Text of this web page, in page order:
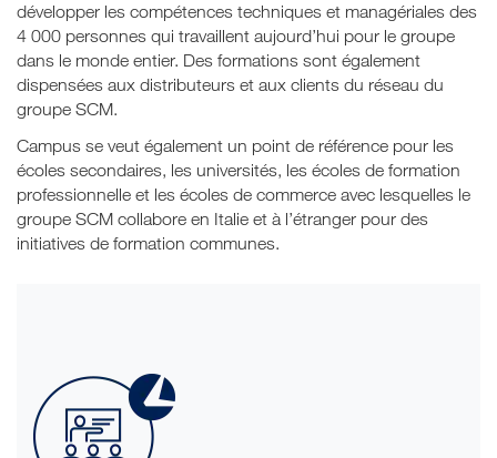
développer les compétences techniques et managériales des
4 000 personnes qui travaillent aujourd’hui pour le groupe
dans le monde entier. Des formations sont également
dispensées aux distributeurs et aux clients du réseau du
groupe SCM.
Campus se veut également un point de référence pour les
écoles secondaires, les universités, les écoles de formation
professionnelle et les écoles de commerce avec lesquelles le
groupe SCM collabore en Italie et à l’étranger pour des
initiatives de formation communes.